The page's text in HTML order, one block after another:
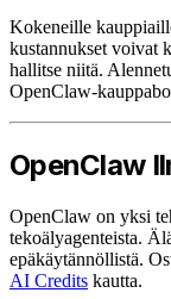
Kokeneille
kustannukset voivat
hallitse niitä.
OpenClaw-
OpenClaw
OpenClaw on yksi
tekoälyagenteista.
epäkäytännöllistä.
AI Credits kautta.